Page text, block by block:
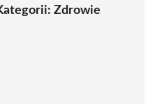
Zdrowie